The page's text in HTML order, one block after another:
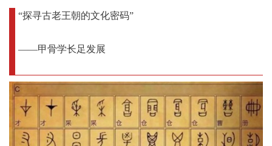
“探寻古老王朝的文化密码”
——甲骨学长足发展